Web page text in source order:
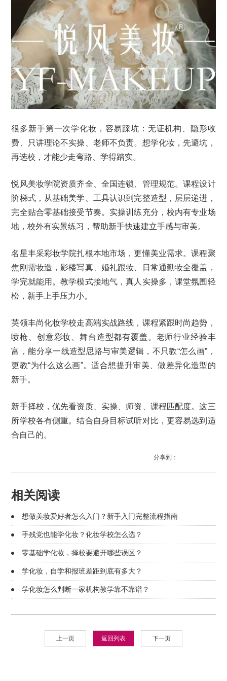
很多新手第一次学化妆，容易踩坑：无证机构、隐形收
费、只讲理论不实操、老师不负责。想学化妆，先避坑，
再选校，才能少走弯路、学得踏实。
悦风美妆学院资质齐全、全国连锁、管理规范。课程设计
阶梯式，从基础美学、工具认识到完整造型，层层递进，
完全贴合零基础接受节奏。实操训练充分，校内有专业场
地，校外有实景练习，帮助新手快速建立手感与审美。
名星丰采彩妆学院扎根本地市场，更懂美业需求。课程聚
焦刚需妆造，影楼写真、婚礼跟妆、日常通勤妆全覆盖，
学完就能用。教学模式接地气，真人实操多，课堂氛围轻
松，新手上手压力小。
英领丰尚化妆学校走高端实战路线，课程紧跟时尚趋势，
喷枪、创意彩妆、舞台造型都有覆盖。老师行业经验丰
富，能分享一线造型思路与审美逻辑，不只教“怎么画”，
更教“为什么这么画”。适合想提升审美、做差异化造型的
新手。
新手择校，优先看资质、实操、师资、课程匹配度。这三
所学校各有侧重。结合自身目标试听对比，更容易选到适
合自己的。
分享到：
相关阅读
想做美妆爱好者怎么入门？新手入门完整流程指南
手残党也能学化妆？化妆学校怎么选？
零基础学化妆，择校要避开哪些误区？
学化妆，自学和报班差距到底有多大？
学化妆怎么判断一家机构教学靠不靠谱？
上一页 返回列表 下一页